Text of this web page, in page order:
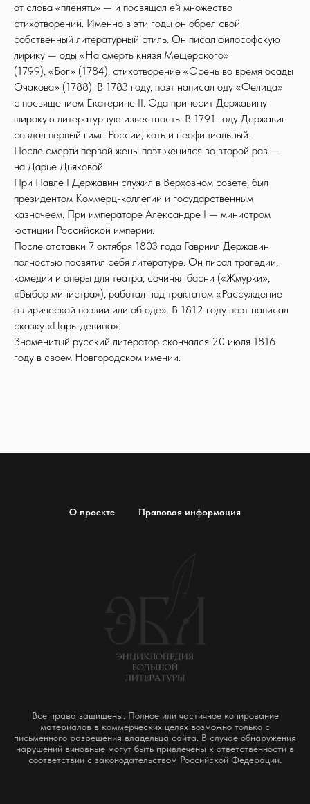
от слова «пленять» — и посвящал ей множество
стихотворений. Именно в эти годы он обрел свой
собственный литературный стиль. Он писал философскую
лирику — оды «На смерть князя Мещерского»
(1799), «Бог» (1784), стихотворение «Осень во время осады
Очакова» (1788). В 1783 году, поэт написал оду «Фелица»
с посвящением Екатерине II. Ода приносит Державину
широкую литературную известность. В 1791 году Державин
создал первый гимн России, хоть и неофициальный.
После смерти первой жены поэт женился во второй раз —
на Дарье Дьяковой.
При Павле I Державин служил в Верховном совете, был
президентом Коммерц-коллегии и государственным
казначеем. При императоре Александре I — министром
юстиции Российской империи.
После отставки 7 октября 1803 года Гавриил Державин
полностью посвятил себя литературе. Он писал трагедии,
комедии и оперы для театра, сочинял басни («Жмурки»,
«Выбор министра»), работал над трактатом «Рассуждение
о лирической поэзии или об оде». В 1812 году поэт написал
сказку «Царь-девица».
Знаменитый русский литератор скончался 20 июля 1816
году в своем Новгородском имении.
О проекте Правовая информация
Все права защищены. Полное или частичное копирование
материалов в коммерческих целях возможно только с
письменного разрешения владельца сайта. В случае обнаружения
нарушений виновные могут быть привлечены к ответственности в
соответствии с законодательством Российской Федерации.